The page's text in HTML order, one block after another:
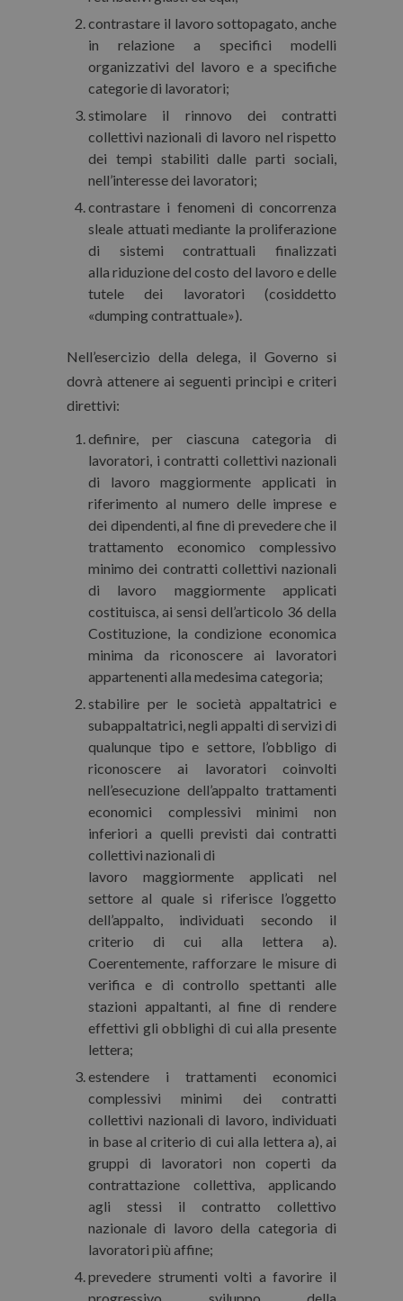
contrastare il lavoro sottopagato, anche
in relazione a specifici modelli
organizzativi del lavoro e a specifiche
categorie di lavoratori;
stimolare il rinnovo dei contratti
collettivi nazionali di lavoro nel rispetto
dei tempi stabiliti dalle parti sociali,
nell’interesse dei lavoratori;
contrastare i fenomeni di concorrenza
sleale attuati mediante la proliferazione
di sistemi contrattuali finalizzati
alla riduzione del costo del lavoro e delle
tutele dei lavoratori (cosiddetto
«dumping contrattuale»).
Nell’esercizio della delega, il Governo si
dovrà attenere ai seguenti princìpi e criteri
direttivi:
definire, per ciascuna categoria di
lavoratori, i contratti collettivi nazionali
di lavoro maggiormente applicati in
riferimento al numero delle imprese e
dei dipendenti, al fine di prevedere che il
trattamento economico complessivo
minimo dei contratti collettivi nazionali
di lavoro maggiormente applicati
costituisca, ai sensi dell’articolo 36 della
Costituzione, la condizione economica
minima da riconoscere ai lavoratori
appartenenti alla medesima categoria;
stabilire per le società appaltatrici e
subappaltatrici, negli appalti di servizi di
qualunque tipo e settore, l’obbligo di
riconoscere ai lavoratori coinvolti
nell’esecuzione dell’appalto trattamenti
economici complessivi minimi non
inferiori a quelli previsti dai contratti
collettivi nazionali di
lavoro maggiormente applicati nel
settore al quale si riferisce l’oggetto
dell’appalto, individuati secondo il
criterio di cui alla lettera a).
Coerentemente, rafforzare le misure di
verifica e di controllo spettanti alle
stazioni appaltanti, al fine di rendere
effettivi gli obblighi di cui alla presente
lettera;
estendere i trattamenti economici
complessivi minimi dei contratti
collettivi nazionali di lavoro, individuati
in base al criterio di cui alla lettera a), ai
gruppi di lavoratori non coperti da
contrattazione collettiva, applicando
agli stessi il contratto collettivo
nazionale di lavoro della categoria di
lavoratori più affine;
prevedere strumenti volti a favorire il
progressivo sviluppo della